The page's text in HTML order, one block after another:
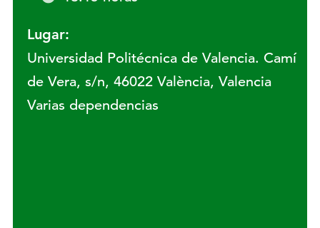
Lugar:
Universidad Politécnica de Valencia. Camí
de Vera, s/n, 46022 València, Valencia
Varias dependencias